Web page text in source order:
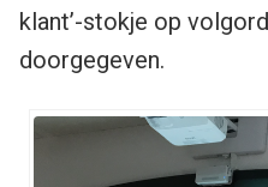
klant’-stokje op
doorgegeven.